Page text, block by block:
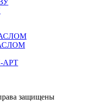
АРТ
защищены